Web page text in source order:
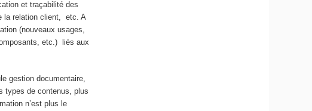
et traçabilité des
la relation client, etc. A
(nouveaux usages,
etc.) liés aux
gestion documentaire,
types de contenus, plus
n’est plus le